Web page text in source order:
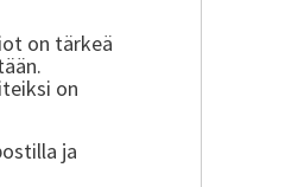
on tärkeä
on
ja